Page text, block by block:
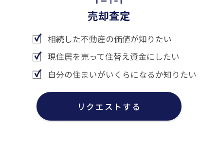
売却査定
相続した不動産の価値が知りたい
現住居を売って住替え資金にしたい
自分の住まいがいくらになるか知りたい
リクエストする